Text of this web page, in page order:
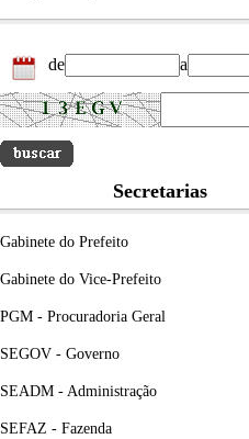
de a
Secretarias
Gabinete do Prefeito
Gabinete do Vice-Prefeito
PGM - Procuradoria Geral
SEGOV - Governo
SEADM - Administração
SEFAZ - Fazenda